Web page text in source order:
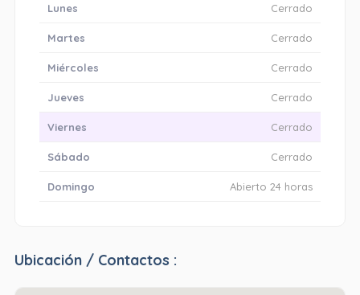
Lunes Cerrado
Martes Cerrado
Miércoles Cerrado
Jueves Cerrado
Viernes Cerrado
Sábado Cerrado
Domingo Abierto 24 horas
Ubicación / Contactos :